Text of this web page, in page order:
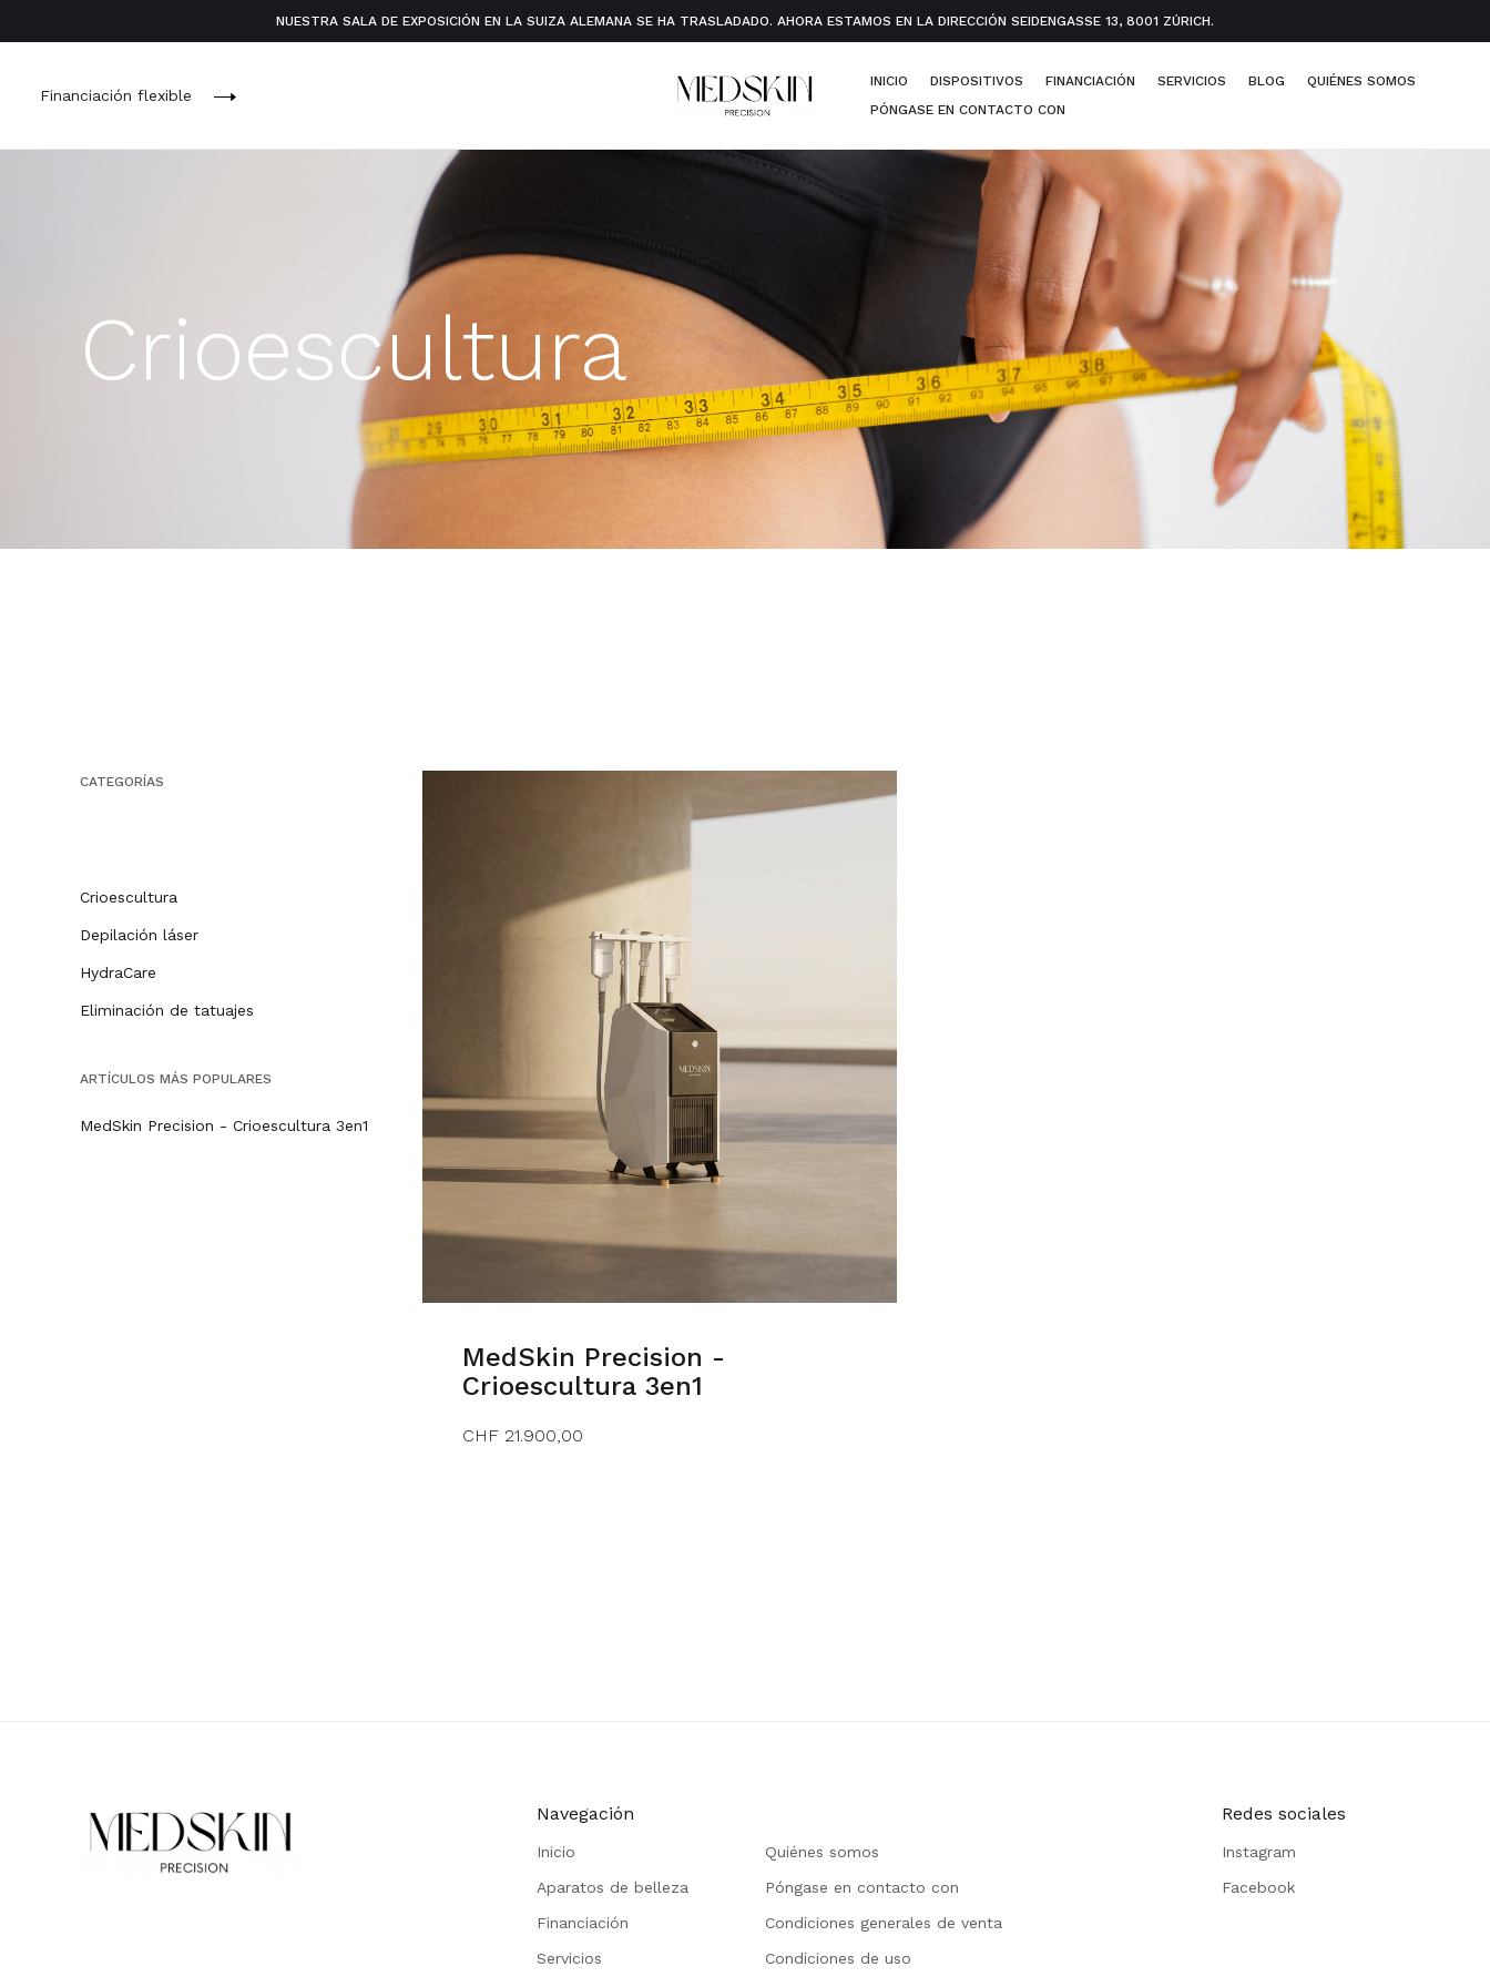
NUESTRA SALA DE EXPOSICIÓN EN LA SUIZA ALEMANA SE HA TRASLADADO. AHORA ESTAMOS EN LA DIRECCIÓN SEIDENGASSE 13, 8001 ZÚRICH.
Financiación flexible
INICIO DISPOSITIVOS FINANCIACIÓN SERVICIOS BLOG
QUIÉNES SOMOS
PÓNGASE EN CONTACTO CON
Crioescultura
CATEGORÍAS
Crioescultura
Depilación láser
HydraCare
Eliminación de tatuajes
ARTÍCULOS MÁS POPULARES
MedSkin Precision - Crioescultura 3en1
MedSkin Precision -
Crioescultura 3en1
CHF 21.900,00
Navegación
Inicio
Aparatos de belleza
Financiación
Servicios
Quiénes somos
Póngase en contacto con
Condiciones generales de venta
Condiciones de uso
Redes sociales
Instagram
Facebook